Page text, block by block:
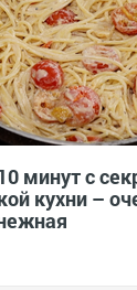
минут с
кухни –